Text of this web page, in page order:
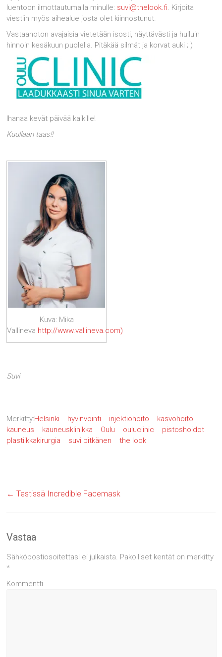
luentoon ilmottautumalla minulle: suvi@thelook.fi. Kirjoita
viestiin myös aihealue josta olet kiinnostunut.
Vastaanoton avajaisia vietetään isosti, näyttävästi ja hulluin
hinnoin kesäkuun puolella. Pitäkää silmät ja korvat auki ; )
Ihanaa kevät päivää kaikille!
Kuullaan taas!!
Kuva: Mika
Vallineva http://www.vallineva.com)
Suvi
Merkitty:Helsinki hyvinvointi injektiohoito
kasvohoito
kauneus
kauneusklinikka Oulu ouluclinic
pistoshoidot
plastiikkakirurgia
suvi pitkänen the look
← Testissä Incredible Facemask
Vastaa
Sähköpostiosoitettasi ei julkaista. Pakolliset kentät on merkitty
*
Kommentti